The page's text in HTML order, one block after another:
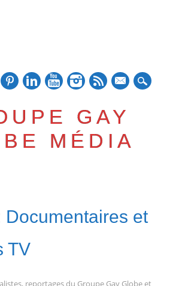
GAY
MÉDIA
Documentaires et
TV
reportages du Groupe Gay Globe et